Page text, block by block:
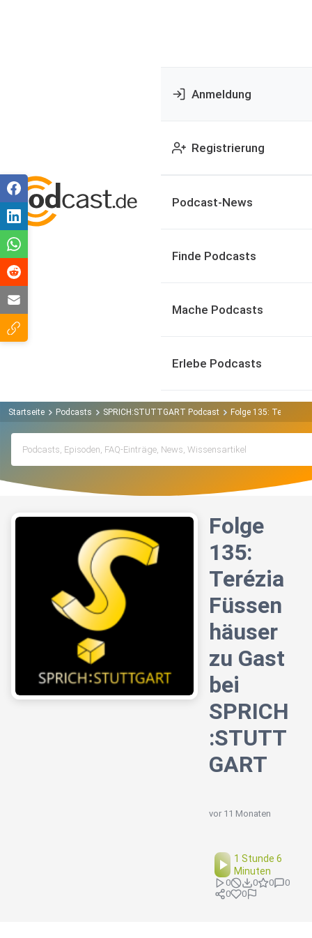
Anmeldung
Registrierung
Podcast-News
Finde Podcasts
Mache Podcasts
Erlebe Podcasts
Startseite Podcasts SPRICH:STUTTGART Podcast Folge 135: Terézia
Folge
135:
Terézia
Füssen
häuser
zu Gast
bei
SPRICH
:STUTT
GART
vor 11 Monaten
1 Stunde 6
Minuten
0 0 0
0
0
0